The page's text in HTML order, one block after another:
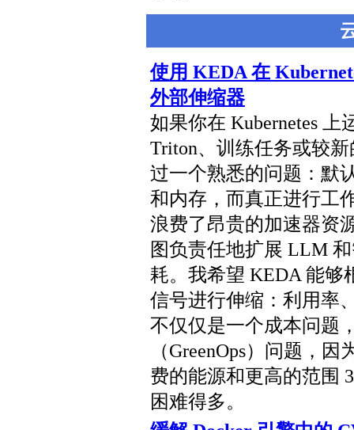
使用 KEDA 在
外部伸缩器
如果你在 Kubernetes
Triton、训练任务或较
过一个熟悉的问题：默
和内存，而真正进行工
浪费了昂贵的加速器资
图负责任地扩展 LLM
耗。我希望 KEDA 能够
信号进行伸缩：利用率
不仅仅是一个成本问题
（GreenOps）问题，
费的能源和更高的范围
困难得多。